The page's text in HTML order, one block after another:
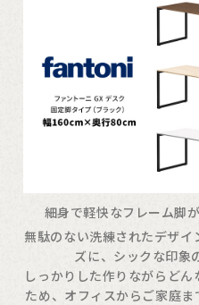
細身で軽快なフレーム脚
無駄のない洗練されたデザ
ズに、シックな印象
しっかりした作りながらど
ため、オフィスからご家庭ま